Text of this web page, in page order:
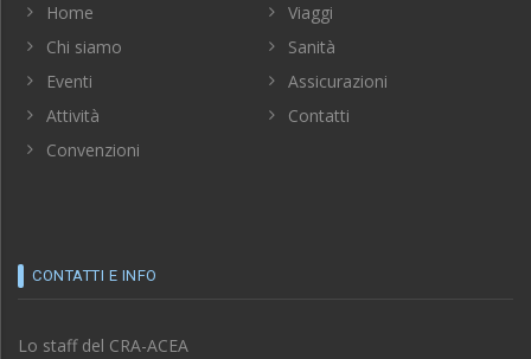
Home
Chi siamo
Eventi
Attività
Convenzioni
Viaggi
Sanità
Assicurazioni
Contatti
CONTATTI E INFO
Lo staff del CRA-ACEA